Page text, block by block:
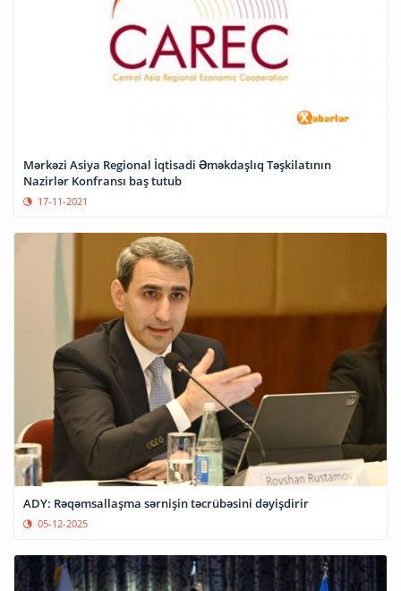
Mərkəzi Asiya Regional İqtisadi Əməkdaşlıq Təşkilatının
Nazirlər Konfransı baş tutub
17-11-2021
ADY: Rəqəmsallaşma sərnişin təcrübəsini dəyişdirir
05-12-2025